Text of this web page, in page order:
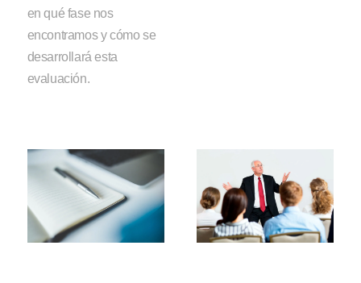
en qué fase nos
encontramos y cómo se
desarrollará esta
evaluación.